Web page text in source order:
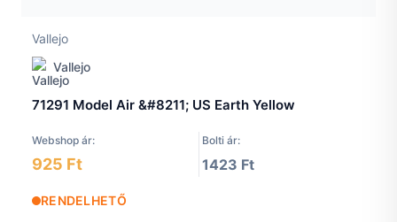
Vallejo
Vallejo
71291 Model Air &#8211; US Earth Yellow
Webshop ár: Bolti ár:
925 Ft 1423 Ft
RENDELHETŐ